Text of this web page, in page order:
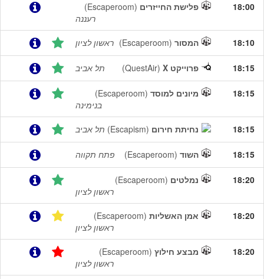
18:00 פלישת החייזרים (Escaperoom)
רעננה
18:10 המסור (Escaperoom) ראשון לציון
18:15 פרוייקט X (QuestAir) תל אביב
18:15 מיונים למוסד (Escaperoom)
בנימינה
18:15 נחיתת חירום (Escapism) תל אביב
18:15 השוד (Escaperoom) פתח תקווה
18:20 נמלטים (Escaperoom)
ראשון לציון
18:20 אמן האשליות (Escaperoom)
ראשון לציון
18:20 מבצע חילוץ (Escaperoom)
ראשון לציון